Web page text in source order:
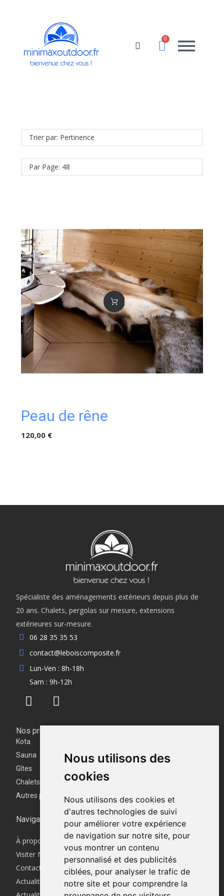
Nous utilisons des
cookies
Nous utilisons des cookies et
d'autres technologies de suivi
pour améliorer votre expérience
de navigation sur notre site, pour
vous montrer un contenu
personnalisé et des publicités
ciblées, pour analyser le trafic de
notre site et pour comprendre la
Trier par: Pertinence
Par Page: 48
Peau de rêne
120,00 €
Spécialiste des aménagements extérieurs depuis plus de
20 ans. Chalets, pergolas sur mesure, extensions
extérieures sur-mesure.
06 28 35 35 53
contact@leboiscomposite.fr
Lun-Ven : 8h-18h
Sam : 9h-12h
Nos produits
Kota
Sauna
Gîtes
Chalets
Autres produits
Navigation
À propos
Visiter Notre Showroom | Minimaxoutdoor
Contactez-nous
Actualités